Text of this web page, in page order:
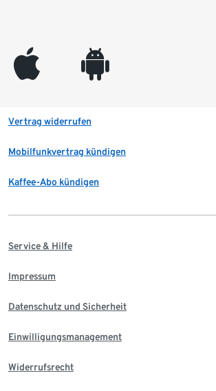
appleinc android
Vertrag widerrufen
Mobilfunkvertrag kündigen
Kaffee-Abo kündigen
Service & Hilfe
Impressum
Datenschutz und Sicherheit
Einwilligungsmanagement
Widerrufsrecht